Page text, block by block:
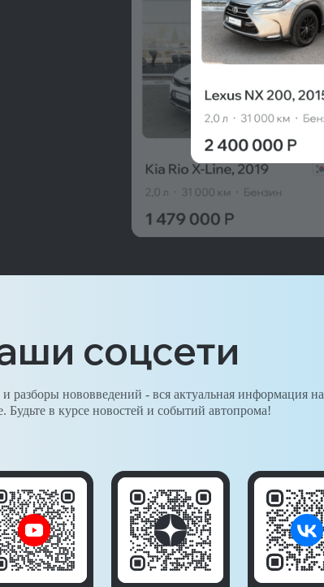
соцсети
разборы нововведений - вся актуальная информация на
Будьте в курсе новостей и событий автопрома!